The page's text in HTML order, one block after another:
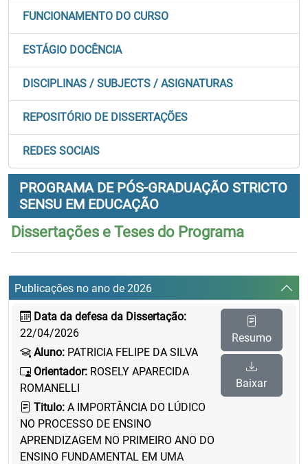
FUNCIONAMENTO DO CURSO
ESTÁGIO DOCÊNCIA
DISCIPLINAS / SUBJECTS / ASIGNATURAS
REPOSITÓRIO DE DISSERTAÇÕES
REDES SOCIAIS
PROGRAMA DE PÓS-GRADUAÇÃO STRICTO
SENSU EM EDUCAÇÃO
Dissertações e Teses do Programa
Publicações no ano de 2026
Data da defesa da Dissertação:
22/04/2026
Aluno: PATRICIA FELIPE DA SILVA
Orientador: ROSELY APARECIDA
ROMANELLI
Titulo: A IMPORTÂNCIA DO LÚDICO
NO PROCESSO DE ENSINO
APRENDIZAGEM NO PRIMEIRO ANO DO
ENSINO FUNDAMENTAL EM UMA
Resumo
Baixar